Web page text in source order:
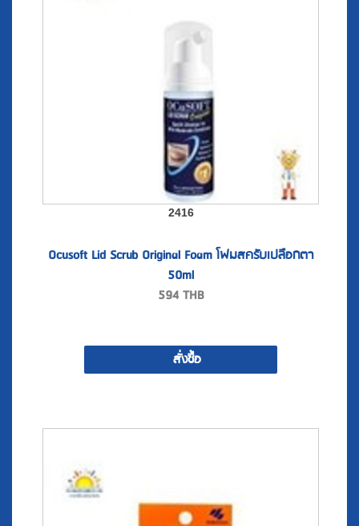
2416
Ocusoft Lid Scrub Original Foam โฟมสครับเปลือกตา
50ml
594THB
สั่งซื้อ